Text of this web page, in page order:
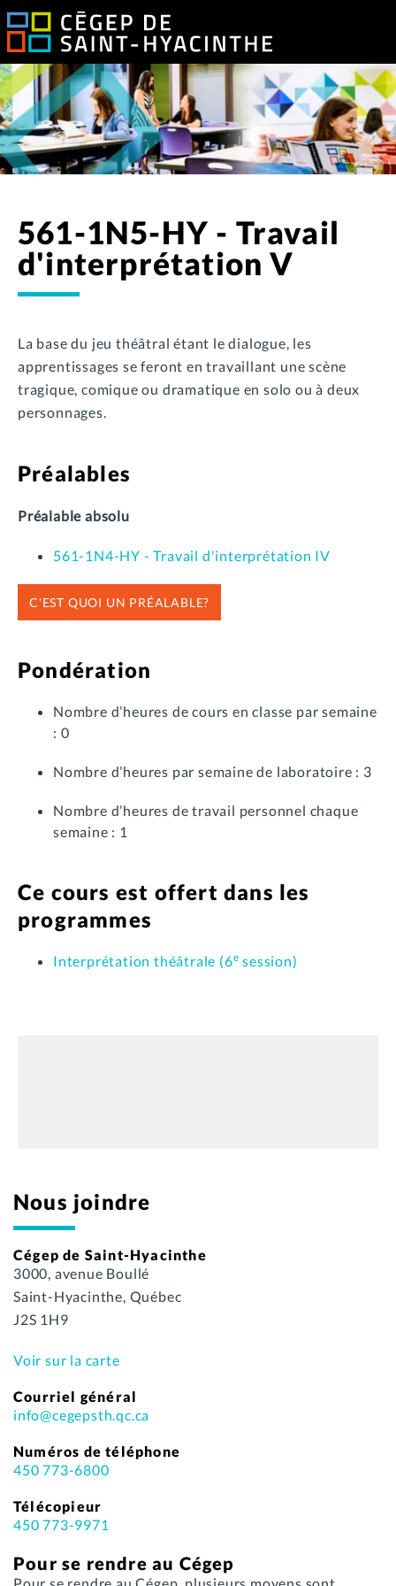
561-1N5-HY - Travail
d'interprétation V
La base du jeu théâtral étant le dialogue, les
apprentissages se feront en travaillant une scène
tragique, comique ou dramatique en solo ou à deux
personnages.
Préalables
Préalable absolu
561-1N4-HY - Travail d'interprétation IV
C'EST QUOI UN PRÉALABLE?
Pondération
Nombre d’heures de cours en classe par semaine
: 0
Nombre d’heures par semaine de laboratoire : 3
Nombre d’heures de travail personnel chaque
semaine : 1
Ce cours est offert dans les
programmes
Interprétation théâtrale (6e session)
Nous joindre
Cégep de Saint-Hyacinthe
3000, avenue Boullé
Saint-Hyacinthe, Québec
J2S 1H9
Voir sur la carte
Courriel général
info@cegepsth.qc.ca
Numéros de téléphone
450 773-6800
Télécopieur
450 773-9971
Pour se rendre au Cégep